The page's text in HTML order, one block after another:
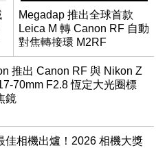
Megadap 推出全球首款
Leica M 轉 Canon RF 自動
對焦轉接環 M2RF
推出 Canon RF 與 Nikon Z
70mm F2.8 恆定大光圈標
鏡
佳相機出爐！2026 相機大獎